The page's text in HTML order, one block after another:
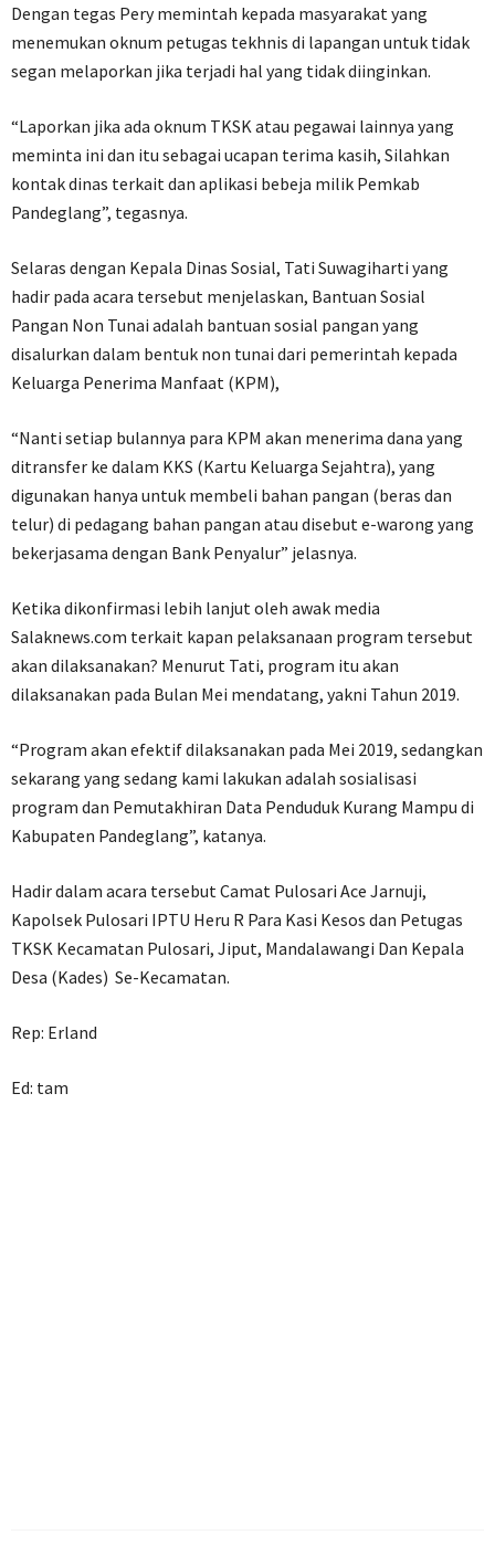
Dengan tegas Pery memintah kepada masyarakat yang
menemukan oknum petugas tekhnis di lapangan untuk tidak
segan melaporkan jika terjadi hal yang tidak diinginkan.
“Laporkan jika ada oknum TKSK atau pegawai lainnya yang
meminta ini dan itu sebagai ucapan terima kasih, Silahkan
kontak dinas terkait dan aplikasi bebeja milik Pemkab
Pandeglang”, tegasnya.
Selaras dengan Kepala Dinas Sosial, Tati Suwagiharti yang
hadir pada acara tersebut menjelaskan, Bantuan Sosial
Pangan Non Tunai adalah bantuan sosial pangan yang
disalurkan dalam bentuk non tunai dari pemerintah kepada
Keluarga Penerima Manfaat (KPM),
“Nanti setiap bulannya para KPM akan menerima dana yang
ditransfer ke dalam KKS (Kartu Keluarga Sejahtra), yang
digunakan hanya untuk membeli bahan pangan (beras dan
telur) di pedagang bahan pangan atau disebut e-warong yang
bekerjasama dengan Bank Penyalur” jelasnya.
Ketika dikonfirmasi lebih lanjut oleh awak media
Salaknews.com terkait kapan pelaksanaan program tersebut
akan dilaksanakan? Menurut Tati, program itu akan
dilaksanakan pada Bulan Mei mendatang, yakni Tahun 2019.
“Program akan efektif dilaksanakan pada Mei 2019, sedangkan
sekarang yang sedang kami lakukan adalah sosialisasi
program dan Pemutakhiran Data Penduduk Kurang Mampu di
Kabupaten Pandeglang”, katanya.
Hadir dalam acara tersebut Camat Pulosari Ace Jarnuji,
Kapolsek Pulosari IPTU Heru R Para Kasi Kesos dan Petugas
TKSK Kecamatan Pulosari, Jiput, Mandalawangi Dan Kepala
Desa (Kades) Se-Kecamatan.
Rep: Erland
Ed: tam